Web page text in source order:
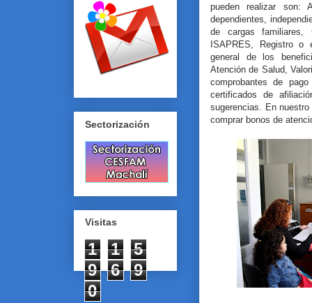
pueden realizar son:
dependientes,
de cargas familiares,
ISAPRES, Registro o
general de los
Atención de Salud,
comprobantes de
certificados de
sugerencias. En
comprar bonos de
Sectorización
Visitas
1 1
5
9
6
9
0